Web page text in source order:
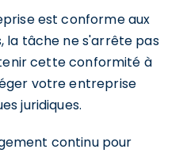
est conforme aux
la tâche ne s'arrête pas
cette conformité à
votre entreprise
juridiques.
continu pour